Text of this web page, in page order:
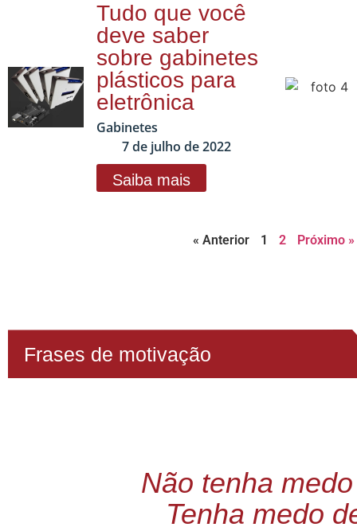
Tudo que você
deve saber
sobre gabinetes
plásticos para
eletrônica
Gabinetes
7 de julho de 2022
Saiba mais
« Anterior 1 2 Próximo »
Frases de motivação
Não tenha
Tenha medo